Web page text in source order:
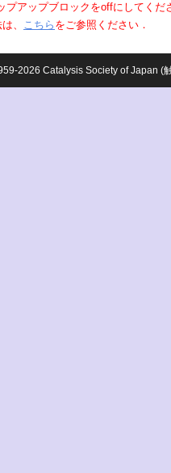
プアップブロックをoffにしてくだ
、 こちら をご参照ください．
2026 Catalysis Society of Japan (